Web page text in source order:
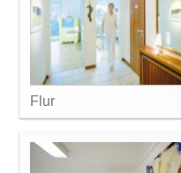
Flur